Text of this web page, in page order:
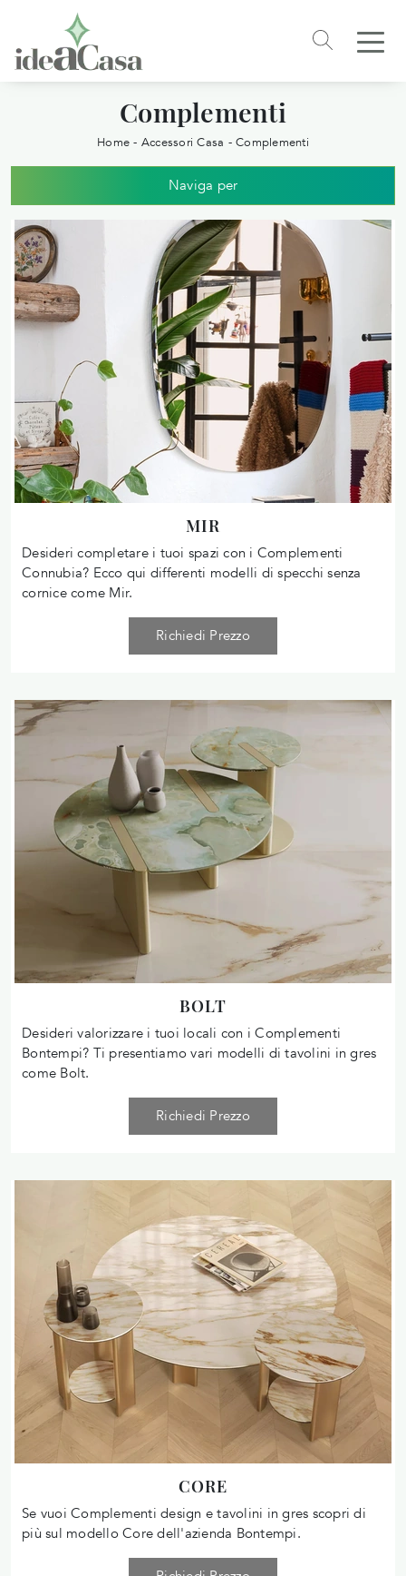
Complementi
Home - Accessori Casa -Complementi
Naviga per
MIR
Desideri completare i tuoi spazi con i Complementi
Connubia? Ecco qui differenti modelli di specchi senza
cornice come Mir.
Richiedi Prezzo
BOLT
Desideri valorizzare i tuoi locali con i Complementi
Bontempi? Ti presentiamo vari modelli di tavolini in gres
come Bolt.
Richiedi Prezzo
CORE
Se vuoi Complementi design e tavolini in gres scopri di
più sul modello Core dell'azienda Bontempi.